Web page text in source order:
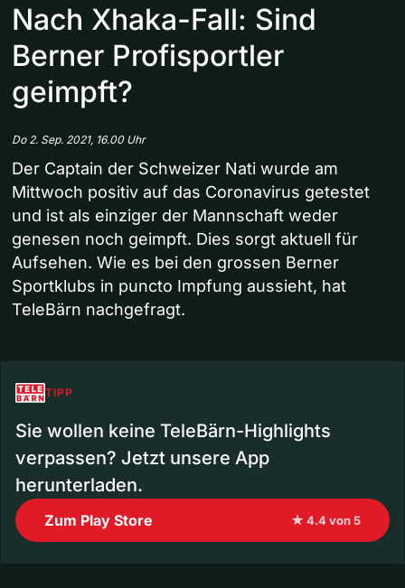
Nach Xhaka-Fall: Sind
Berner Profisportler
geimpft?
Do 2. Sep. 2021, 16.00 Uhr
Der Captain der Schweizer Nati wurde am
Mittwoch positiv auf das Coronavirus getestet
und ist als einziger der Mannschaft weder
genesen noch geimpft. Dies sorgt aktuell für
Aufsehen. Wie es bei den grossen Berner
Sportklubs in puncto Impfung aussieht, hat
TeleBärn nachgefragt.
TIPP
Sie wollen keine TeleBärn-Highlights
verpassen? Jetzt unsere App
herunterladen.
Zum Play Store ★ 4.4 von 5